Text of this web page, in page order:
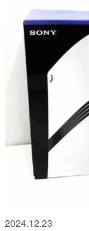
2024.12.23